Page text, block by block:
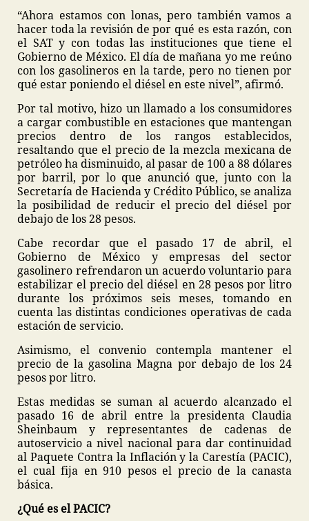
“Ahora estamos con lonas, pero también vamos a
hacer toda la revisión de por qué es esta razón, con
el SAT y con todas las instituciones que tiene el
Gobierno de México. El día de mañana yo me reúno
con los gasolineros en la tarde, pero no tienen por
qué estar poniendo el diésel en este nivel”, afirmó.
Por tal motivo, hizo un llamado a los consumidores
a cargar combustible en estaciones que mantengan
precios dentro de los rangos establecidos,
resaltando que el precio de la mezcla mexicana de
petróleo ha disminuido, al pasar de 100 a 88 dólares
por barril, por lo que anunció que, junto con la
Secretaría de Hacienda y Crédito Público, se analiza
la posibilidad de reducir el precio del diésel por
debajo de los 28 pesos.
Cabe recordar que el pasado 17 de abril, el
Gobierno de México y empresas del sector
gasolinero refrendaron un acuerdo voluntario para
estabilizar el precio del diésel en 28 pesos por litro
durante los próximos seis meses, tomando en
cuenta las distintas condiciones operativas de cada
estación de servicio.
Asimismo, el convenio contempla mantener el
precio de la gasolina Magna por debajo de los 24
pesos por litro.
Estas medidas se suman al acuerdo alcanzado el
pasado 16 de abril entre la presidenta Claudia
Sheinbaum y representantes de cadenas de
autoservicio a nivel nacional para dar continuidad
al Paquete Contra la Inflación y la Carestía (PACIC),
el cual fija en 910 pesos el precio de la canasta
básica.
¿Qué es el PACIC?